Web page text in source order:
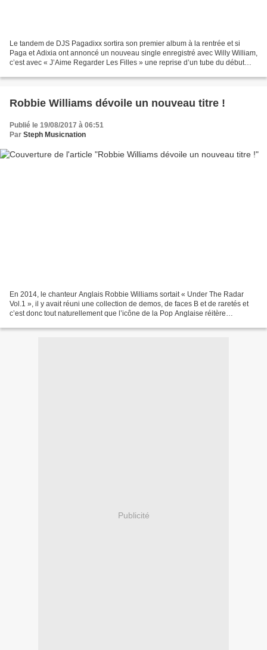
Le tandem de DJS Pagadixx sortira son premier album à la rentrée et si
Paga et Adixia ont annoncé un nouveau single enregistré avec Willy William,
c’est avec « J’Aime Regarder Les Filles » une reprise d’un tube du début
Robbie Williams dévoile un nouveau titre !
Publié le 19/08/2017 à 06:51
Par Steph Musicnation
En 2014, le chanteur Anglais Robbie Williams sortait « Under The Radar
Vol.1 », il y avait réuni une collection de demos, de faces B et de raretés et
c’est donc tout naturellement que l’icône de la Pop Anglaise réitère
Publicité